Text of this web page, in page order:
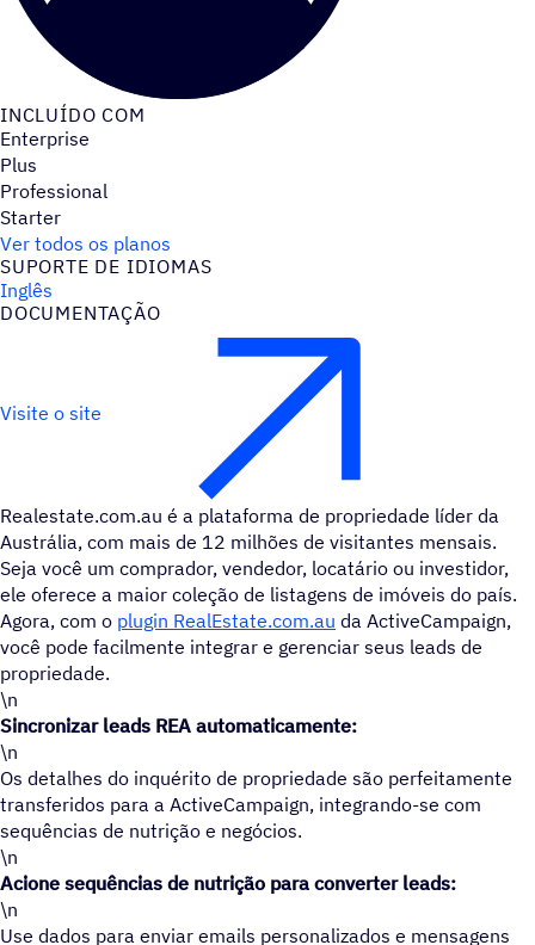
INCLUÍDO COM
Enterprise
Plus
Professional
Starter
Ver todos os planos
SUPORTE DE IDIOMAS
Inglês
DOCUMENTAÇÃO
Visite o site
Realestate.com.au é a plataforma de propriedade líder da
Austrália, com mais de 12 milhões de visitantes mensais.
Seja você um comprador, vendedor, locatário ou investidor,
ele oferece a maior coleção de listagens de imóveis do país.
Agora, com o plugin RealEstate.com.au da ActiveCampaign,
você pode facilmente integrar e gerenciar seus leads de
propriedade.
\n
Sincronizar leads REA automaticamente:
\n
Os detalhes do inquérito de propriedade são perfeitamente
transferidos para a ActiveCampaign, integrando-se com
sequências de nutrição e negócios.
\n
Acione sequências de nutrição para converter leads:
\n
Use dados para enviar emails personalizados e mensagens